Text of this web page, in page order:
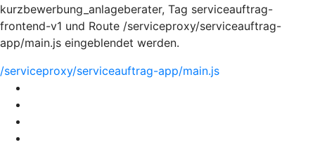
kurzbewerbung_anlageberater, Tag serviceauftrag-
frontend-v1 und Route /serviceproxy/serviceauftrag-
app/main.js eingeblendet werden.
/serviceproxy/serviceauftrag-app/main.js